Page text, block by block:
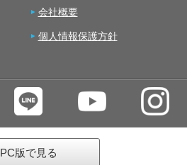
会社概要
個人情報保護方針
PC版で見る